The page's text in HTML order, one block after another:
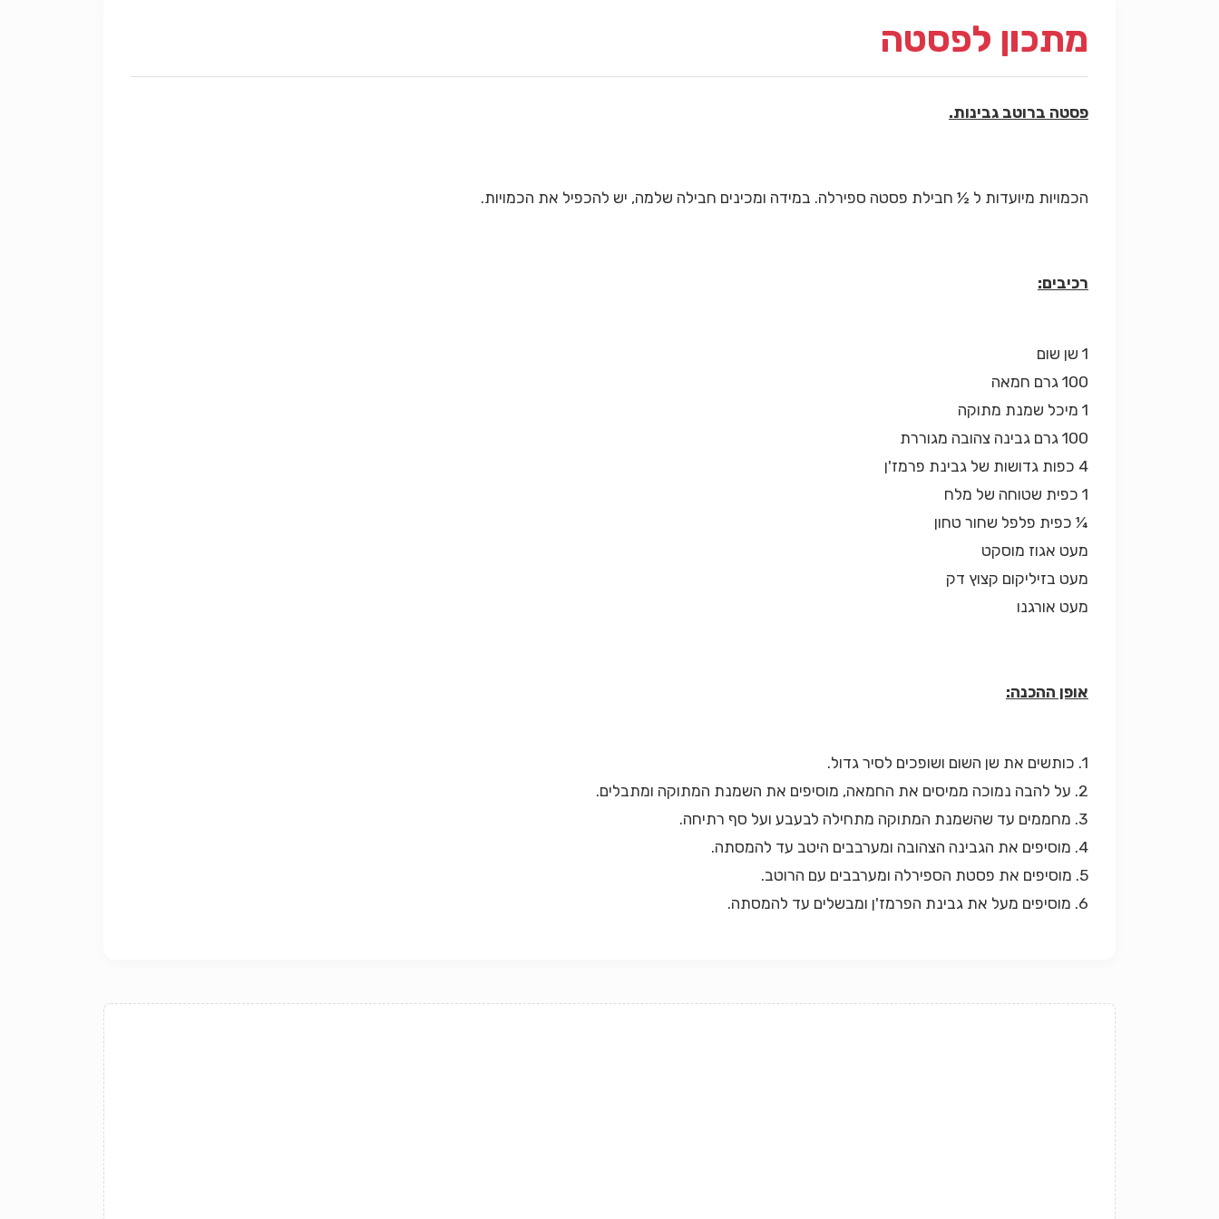
מתכון לפסטה
פסטה ברוטב גבינות.
הכמויות מיועדות ל ½ חבילת פסטה ספירלה. במידה ומכינים חבילה שלמה, יש להכפיל את הכמויות.
רכיבים:
1 שן שום
100 גרם חמאה
1 מיכל שמנת מתוקה
100 גרם גבינה צהובה מגוררת
4 כפות גדושות של גבינת פרמז'ן
1 כפית שטוחה של מלח
¼ כפית פלפל שחור טחון
מעט אגוז מוסקט
מעט בזיליקום קצוץ דק
מעט אורגנו
אופן ההכנה:
1. כותשים את שן השום ושופכים לסיר גדול.
2. על להבה נמוכה ממיסים את החמאה, מוסיפים את השמנת המתוקה ומתבלים.
3. מחממים עד שהשמנת המתוקה מתחילה לבעבע ועל סף רתיחה.
4. מוסיפים את הגבינה הצהובה ומערבבים היטב עד להמסתה.
5. מוסיפים את פסטת הספירלה ומערבבים עם הרוטב.
6. מוסיפים מעל את גבינת הפרמז'ן ומבשלים עד להמסתה.